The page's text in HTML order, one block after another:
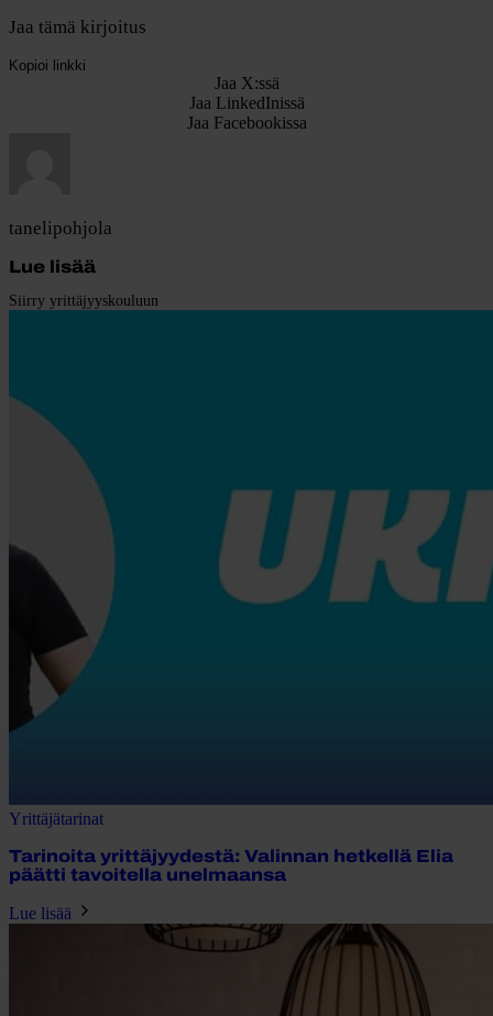
Jaa tämä kirjoitus
Kopioi linkki
Jaa X:ssä
Jaa LinkedInissä
Jaa Facebookissa
tanelipohjola
Lue lisää
Siirry yrittäjyyskouluun
Yrittäjätarinat
Tarinoita yrittäjyydestä: Valinnan hetkellä Elia
päätti tavoitella unelmaansa
Lue lisää